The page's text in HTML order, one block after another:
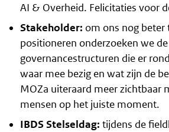
AI & Overheid. Felicitaties voor
Stakeholder: om ons nog beter
positioneren onderzoeken we de
governancestructuren die er
waar mee bezig en wat zijn de
MOZa uiteraard meer zichtbaar
mensen op het juiste moment.
IBDS Stelseldag: tijdens de